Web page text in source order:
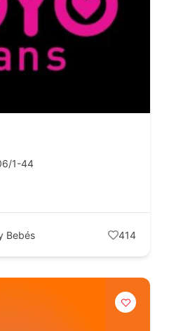
1-44
Bebés 414